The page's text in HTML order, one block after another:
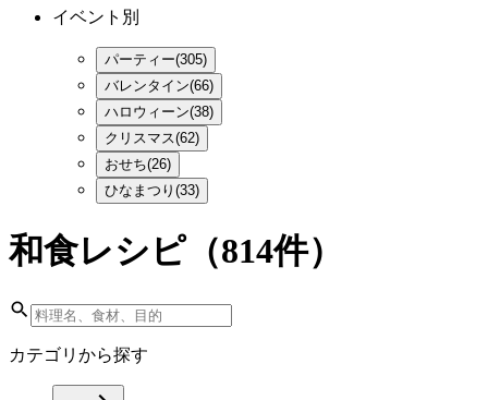
イベント別
パーティー(305)
バレンタイン(66)
ハロウィーン(38)
クリスマス(62)
おせち(26)
ひなまつり(33)
和食レシピ（814件）
カテゴリから探す